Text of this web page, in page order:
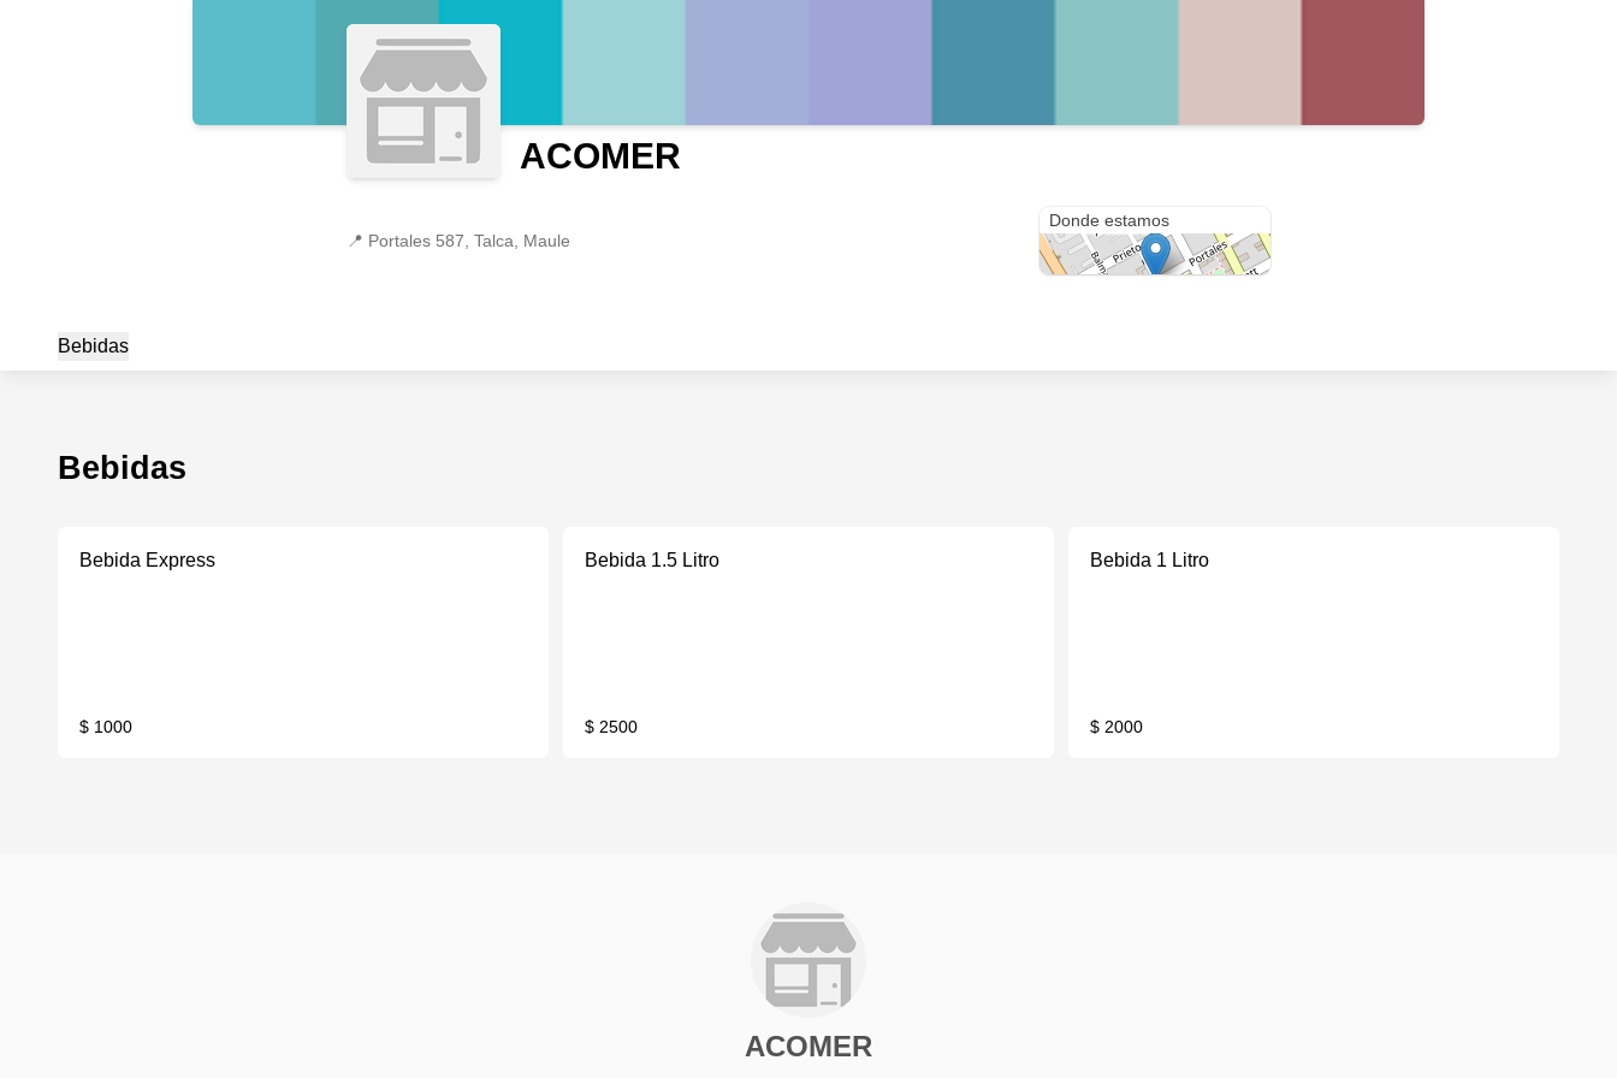
ACOMER
📍 Portales 587, Talca, Maule
Donde estamos
Bebidas
Bebidas
Bebida Express
$ 1000
Bebida 1.5 Litro
$ 2500
Bebida 1 Litro
$ 2000
ACOMER